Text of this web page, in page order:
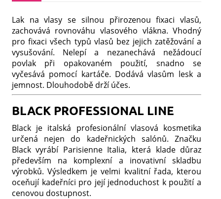
Lak na vlasy se silnou přirozenou fixaci vlasů,
zachovává rovnováhu vlasového vlákna. Vhodný
pro fixaci všech typů vlasů bez jejich zatěžování a
vysušování. Nelepí a nezanechává nežádoucí
povlak při opakovaném použití, snadno se
vyčesává pomocí kartáče. Dodává vlasům lesk a
jemnost. Dlouhodobě drží účes.
BLACK PROFESSIONAL LINE
Black je italská profesionální vlasová kosmetika
určená nejen do kadeřnických salónů. Značku
Black vyrábí Parisienne Italia, která klade důraz
především na komplexní a inovativní skladbu
výrobků. Výsledkem je velmi kvalitní řada, kterou
oceňují kadeřníci pro její jednoduchost k použití a
cenovou dostupnost.